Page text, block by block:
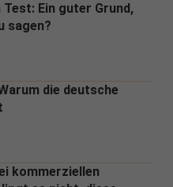
Test: Ein guter Grund,
sagen?
die deutsche
kommerziellen